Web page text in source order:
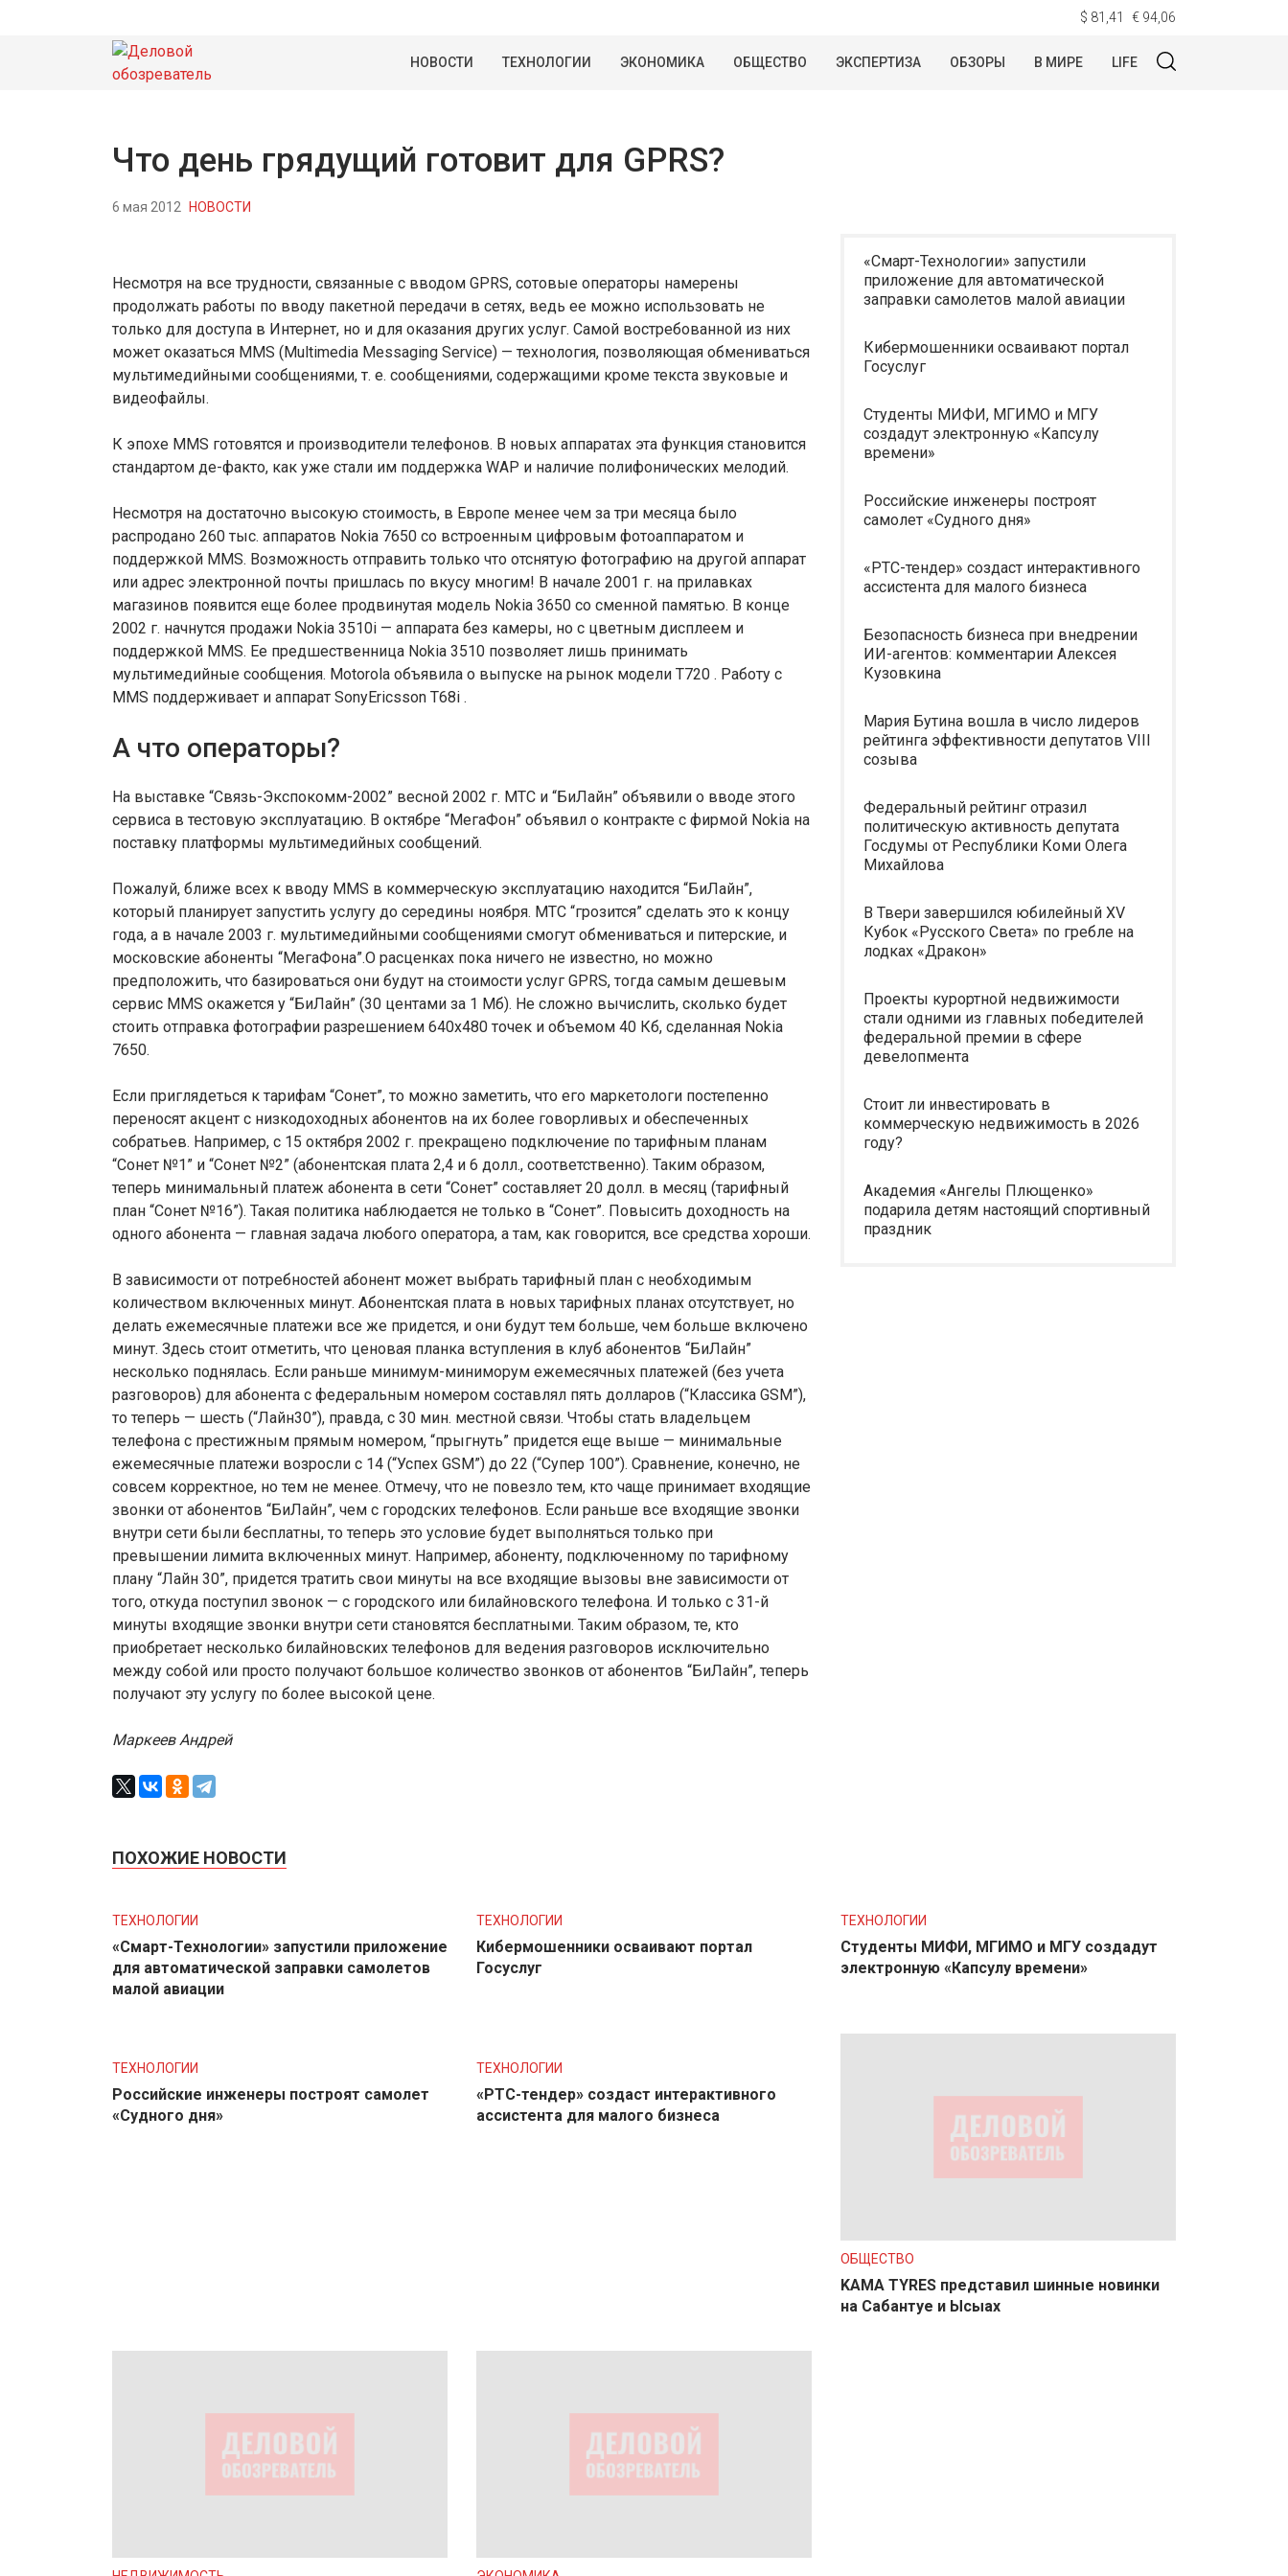
$ 81,41 € 94,06
НОВОСТИ ТЕХНОЛОГИИ ЭКОНОМИКА ОБЩЕСТВО ЭКСПЕРТИЗА ОБЗОРЫ В МИРЕ LIFE
Что день грядущий готовит для GPRS?
6 мая 2012 НОВОСТИ
Несмотря на все трудности, связанные с вводом GPRS, сотовые операторы намерены
продолжать работы по вводу пакетной передачи в сетях, ведь ее можно использовать не
только для доступа в Интернет, но и для оказания других услуг. Самой востребованной из них
может оказаться MMS (Multimedia Messaging Service) — технология, позволяющая обмениваться
мультимедийными сообщениями, т. е. сообщениями, содержащими кроме текста звуковые и
видеофайлы.
К эпохе MMS готовятся и производители телефонов. В новых аппаратах эта функция становится
стандартом де-факто, как уже стали им поддержка WAP и наличие полифонических мелодий.
Несмотря на достаточно высокую стоимость, в Европе менее чем за три месяца было
распродано 260 тыс. аппаратов Nokia 7650 со встроенным цифровым фотоаппаратом и
поддержкой MMS. Возможность отправить только что отснятую фотографию на другой аппарат
или адрес электронной почты пришлась по вкусу многим! В начале 2001 г. на прилавках
магазинов появится еще более продвинутая модель Nokia 3650 со сменной памятью. В конце
2002 г. начнутся продажи Nokia 3510i — аппарата без камеры, но с цветным дисплеем и
поддержкой MMS. Ее предшественница Nokia 3510 позволяет лишь принимать
мультимедийные сообщения. Motorola объявила о выпуске на рынок модели Т720 . Работу с
MMS поддерживает и аппарат SonyEricsson T68i .
А что операторы?
На выставке “Связь-Экспокомм-2002” весной 2002 г. МТС и “БиЛайн” объявили о вводе этого
сервиса в тестовую эксплуатацию. В октябре “МегаФон” объявил о контракте с фирмой Nokia на
поставку платформы мультимедийных сообщений.
Пожалуй, ближе всех к вводу MMS в коммерческую эксплуатацию находится “БиЛайн”,
который планирует запустить услугу до середины ноября. МТС “грозится” сделать это к концу
года, а в начале 2003 г. мультимедийными сообщениями смогут обмениваться и питерские, и
московские абоненты “МегаФона”.О расценках пока ничего не известно, но можно
предположить, что базироваться они будут на стоимости услуг GPRS, тогда самым дешевым
сервис MMS окажется у “БиЛайн” (30 центами за 1 Мб). Не сложно вычислить, сколько будет
стоить отправка фотографии разрешением 640х480 точек и объемом 40 Кб, сделанная Nokia
7650.
Если приглядеться к тарифам “Сонет”, то можно заметить, что его маркетологи постепенно
переносят акцент с низкодоходных абонентов на их более говорливых и обеспеченных
собратьев. Например, с 15 октября 2002 г. прекращено подключение по тарифным планам
“Сонет №1” и “Сонет №2” (абонентская плата 2,4 и 6 долл., соответственно). Таким образом,
теперь минимальный платеж абонента в сети “Сонет” составляет 20 долл. в месяц (тарифный
план “Сонет №16”). Такая политика наблюдается не только в “Сонет”. Повысить доходность на
одного абонента — главная задача любого оператора, а там, как говорится, все средства хороши.
В зависимости от потребностей абонент может выбрать тарифный план с необходимым
количеством включенных минут. Абонентская плата в новых тарифных планах отсутствует, но
делать ежемесячные платежи все же придется, и они будут тем больше, чем больше включено
минут. Здесь стоит отметить, что ценовая планка вступления в клуб абонентов “БиЛайн”
несколько поднялась. Если раньше минимум-миниморум ежемесячных платежей (без учета
разговоров) для абонента с федеральным номером составлял пять долларов (“Классика GSM”),
то теперь — шесть (“Лайн30”), правда, с 30 мин. местной связи. Чтобы стать владельцем
телефона с престижным прямым номером, “прыгнуть” придется еще выше — минимальные
ежемесячные платежи возросли с 14 (“Успех GSM”) до 22 (“Супер 100”). Сравнение, конечно, не
совсем корректное, но тем не менее. Отмечу, что не повезло тем, кто чаще принимает входящие
звонки от абонентов “БиЛайн”, чем с городских телефонов. Если раньше все входящие звонки
внутри сети были бесплатны, то теперь это условие будет выполняться только при
превышении лимита включенных минут. Например, абоненту, подключенному по тарифному
плану “Лайн 30”, придется тратить свои минуты на все входящие вызовы вне зависимости от
того, откуда поступил звонок — с городского или билайновского телефона. И только с 31-й
минуты входящие звонки внутри сети становятся бесплатными. Таким образом, те, кто
приобретает несколько билайновских телефонов для ведения разговоров исключительно
между собой или просто получают большое количество звонков от абонентов “БиЛайн”, теперь
получают эту услугу по более высокой цене.
Маркеев Андрей
«Смарт-Технологии» запустили
приложение для автоматической
заправки самолетов малой авиации
Кибермошенники осваивают портал
Госуслуг
Студенты МИФИ, МГИМО и МГУ
создадут электронную «Капсулу
времени»
Российские инженеры построят
самолет «Судного дня»
«РТС-тендер» создаст интерактивного
ассистента для малого бизнеса
Безопасность бизнеса при внедрении
ИИ-агентов: комментарии Алексея
Кузовкина
Мария Бутина вошла в число лидеров
рейтинга эффективности депутатов VIII
созыва
Федеральный рейтинг отразил
политическую активность депутата
Госдумы от Республики Коми Олега
Михайлова
В Твери завершился юбилейный XV
Кубок «Русского Света» по гребле на
лодках «Дракон»
Проекты курортной недвижимости
стали одними из главных победителей
федеральной премии в сфере
девелопмента
Стоит ли инвестировать в
коммерческую недвижимость в 2026
году?
Академия «Ангелы Плющенко»
подарила детям настоящий спортивный
праздник
ПОХОЖИЕ НОВОСТИ
ТЕХНОЛОГИИ
«Смарт-Технологии» запустили приложение
для автоматической заправки самолетов
малой авиации
ТЕХНОЛОГИИ
Кибермошенники осваивают портал
Госуслуг
ТЕХНОЛОГИИ
Студенты МИФИ, МГИМО и МГУ создадут
электронную «Капсулу времени»
ТЕХНОЛОГИИ
Российские инженеры построят самолет
«Судного дня»
ТЕХНОЛОГИИ
«РТС-тендер» создаст интерактивного
ассистента для малого бизнеса
ОБЩЕСТВО
KAMA TYRES представил шинные новинки
на Сабантуе и Ысыах